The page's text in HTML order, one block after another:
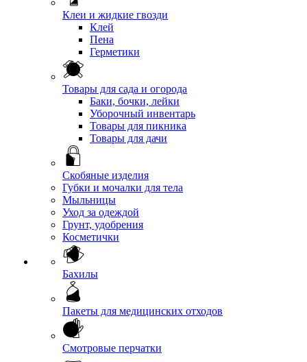
Клеи и жидкие гвозди
Клей
Пена
Герметики
Товары для сада и огорода
Баки, бочки, лейки
Уборочный инвентарь
Товары для пикника
Товары для дачи
Скобяные изделия
Губки и мочалки для тела
Мыльницы
Уход за одеждой
Грунт, удобрения
Косметички
Бахилы
Пакеты для медицинских отходов
Смотровые перчатки